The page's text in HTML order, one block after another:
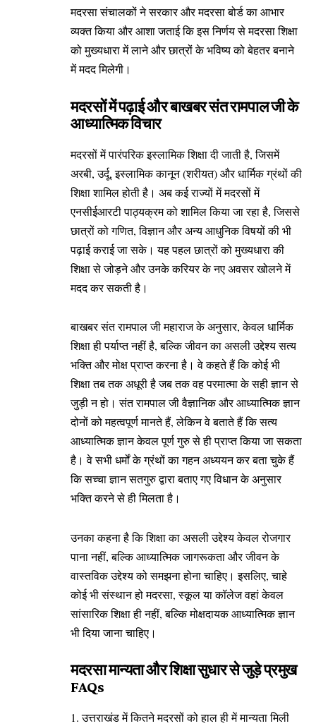
मदरसा संचालकों ने सरकार और मदरसा बोर्ड का आभार
व्यक्त किया और आशा जताई कि इस निर्णय से मदरसा शिक्षा
को मुख्यधारा में लाने और छात्रों के भविष्य को बेहतर बनाने
में मदद मिलेगी।
मदरसों में पढ़ाई और बाखबर संत रामपाल जी के
आध्यात्मिक विचार
मदरसों में पारंपरिक इस्लामिक शिक्षा दी जाती है, जिसमें
अरबी, उर्दू, इस्लामिक कानून (शरीयत) और धार्मिक ग्रंथों की
शिक्षा शामिल होती है। अब कई राज्यों में मदरसों में
एनसीईआरटी पाठ्यक्रम को शामिल किया जा रहा है, जिससे
छात्रों को गणित, विज्ञान और अन्य आधुनिक विषयों की भी
पढ़ाई कराई जा सके। यह पहल छात्रों को मुख्यधारा की
शिक्षा से जोड़ने और उनके करियर के नए अवसर खोलने में
मदद कर सकती है।
बाखबर संत रामपाल जी महाराज के अनुसार, केवल धार्मिक
शिक्षा ही पर्याप्त नहीं है, बल्कि जीवन का असली उद्देश्य सत्य
भक्ति और मोक्ष प्राप्त करना है। वे कहते हैं कि कोई भी
शिक्षा तब तक अधूरी है जब तक वह परमात्मा के सही ज्ञान से
जुड़ी न हो। संत रामपाल जी वैज्ञानिक और आध्यात्मिक ज्ञान
दोनों को महत्वपूर्ण मानते हैं, लेकिन वे बताते हैं कि सत्य
आध्यात्मिक ज्ञान केवल पूर्ण गुरु से ही प्राप्त किया जा सकता
है। वे सभी धर्मों के ग्रंथों का गहन अध्ययन कर बता चुके हैं
कि सच्चा ज्ञान सतगुरु द्वारा बताए गए विधान के अनुसार
भक्ति करने से ही मिलता है।
उनका कहना है कि शिक्षा का असली उद्देश्य केवल रोजगार
पाना नहीं, बल्कि आध्यात्मिक जागरूकता और जीवन के
वास्तविक उद्देश्य को समझना होना चाहिए। इसलिए, चाहे
कोई भी संस्थान हो मदरसा, स्कूल या कॉलेज वहां केवल
सांसारिक शिक्षा ही नहीं, बल्कि मोक्षदायक आध्यात्मिक ज्ञान
भी दिया जाना चाहिए।
मदरसा मान्यता और शिक्षा सुधार से जुड़े प्रमुख
FAQs
1. उत्तराखंड में कितने मदरसों को हाल ही में मान्यता मिली